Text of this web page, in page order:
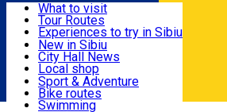
Useful info
Activities & Adventure
Accommodation
What to visit
Tour Routes
Experiences to try in Sibiu
Podcast
Culture
Museums
Churches
Parks, Zoo
County of Sibiu
New in Sibiu
City Hall News
Local shop
Sibiu artisans
Sibiul Verde
Public services
Sport & Adventure
Bike routes
Swimming